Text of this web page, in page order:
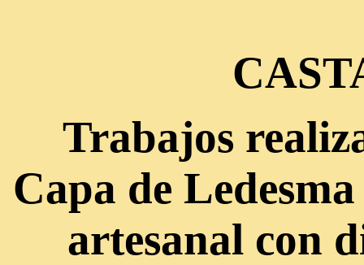
Trabajos
Capa de
artesanal con